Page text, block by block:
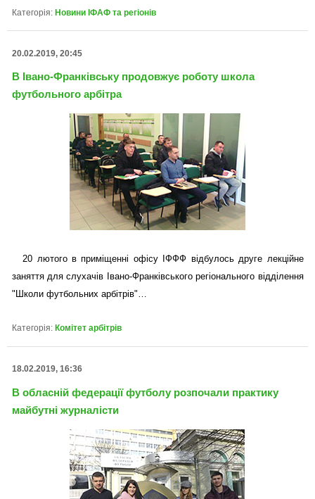
Категорія: Новини ІФАФ та регіонів
20.02.2019, 20:45
В Івано-Франківську продовжує роботу школа
футбольного арбітра
20 лютого в приміщенні офісу ІФФФ відбулось друге лекційне
заняття для слухачів Івано-Франківського регіонального відділення
"Школи футбольних арбітрів"…
Категорія: Комітет арбітрів
18.02.2019, 16:36
В обласній федерації футболу розпочали практику
майбутні журналісти